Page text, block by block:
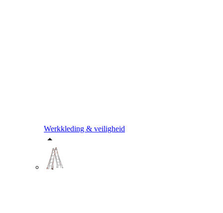
Werkkleding & veiligheid